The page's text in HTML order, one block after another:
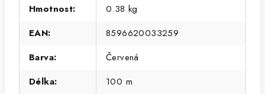
Hmotnost:
0.38 kg
EAN:
8596620033259
Barva:
Červená
Délka:
100 m